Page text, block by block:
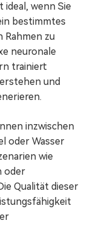
ideal, wenn Sie
bestimmtes
Rahmen zu
neuronale
trainiert
und
inzwischen
oder Wasser
wie
oder
Qualität dieser